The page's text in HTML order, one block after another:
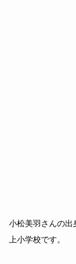
小松美羽さんの出
上小学校です。